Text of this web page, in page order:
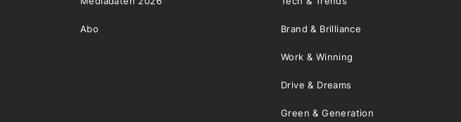
Abo Brand & Brilliance
Work & Winning
Drive & Dreams
Green & Generation